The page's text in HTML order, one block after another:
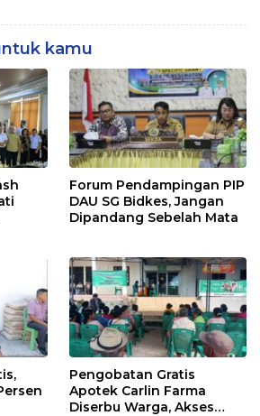
kamu
Forum Pendampingan PIP
DAU SG Bidkes, Jangan
Dipandang Sebelah Mata
Pengobatan Gratis
Apotek Carlin Farma
Diserbu Warga, Akses